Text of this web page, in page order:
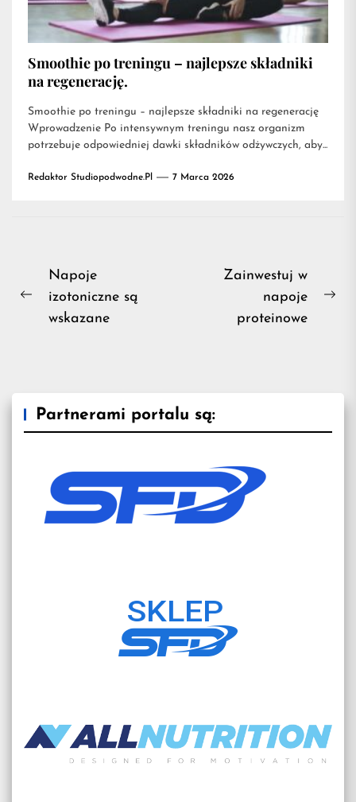
Smoothie po treningu – najlepsze składniki
na regenerację.
Smoothie po treningu – najlepsze składniki na regenerację
Wprowadzenie Po intensywnym treningu nasz organizm
potrzebuje odpowiedniej dawki składników odżywczych, aby...
Redaktor Studiopodwodne.pl 7 Marca 2026
Nawigacja
wpisu
Previous
Napoje
izotoniczne są
wskazane
Zainwestuj w
napoje
proteinowe
Partnerami portalu są: